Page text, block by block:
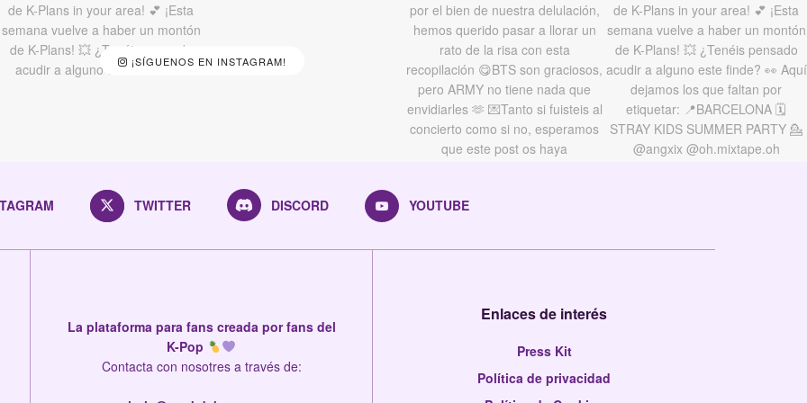
¡SÍGUENOS EN INSTAGRAM!
TWITTER DISCORD YOUTUBE
La plataforma para fans creada por fans del
K-Pop
Contacta con nosotres a través de:
Enlaces de interés
Press Kit
Política de privacidad